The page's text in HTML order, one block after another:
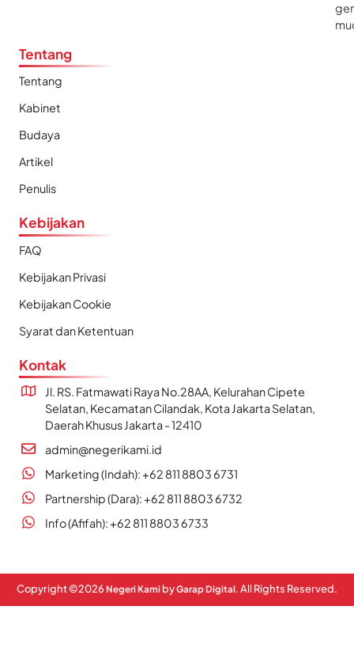
Tentang
Tentang
Kabinet
Budaya
Artikel
Penulis
Kebijakan
FAQ
Kebijakan Privasi
Kebijakan Cookie
Syarat dan Ketentuan
Kontak
Jl. RS. Fatmawati Raya No.28AA, Kelurahan Cipete
Selatan, Kecamatan Cilandak, Kota Jakarta Selatan,
Daerah Khusus Jakarta - 12410
admin@negerikami.id
Marketing (Indah): +62 811 8803 6731
Partnership (Dara): +62 811 8803 6732
Info (Afifah): +62 811 8803 6733
Copyright ©2026 Negeri Kami byGarap Digital. All Rights Reserved.